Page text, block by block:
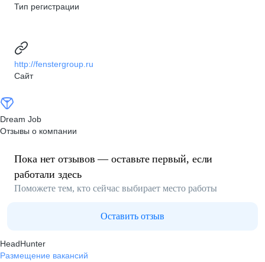
Тип регистрации
http://fenstergroup.ru
Сайт
Dream Job
Отзывы о компании
Пока нет отзывов — оставьте первый, если
работали здесь
Поможете тем, кто сейчас выбирает место работы
Оставить отзыв
HeadHunter
Размещение вакансий